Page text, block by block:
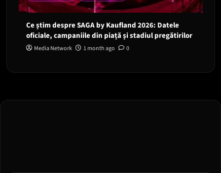
Ce știm despre SAGA by Kaufland 2026: Datele
oficiale, campaniile din piață și stadiul pregătirilor
Media Network 1 month ago 0